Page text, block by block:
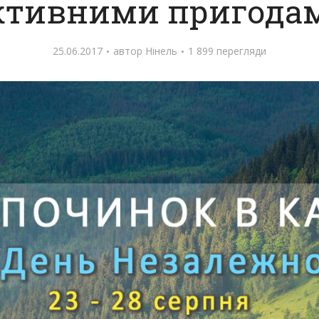
25.06.2017 автор Нінель 1 899 перегляди